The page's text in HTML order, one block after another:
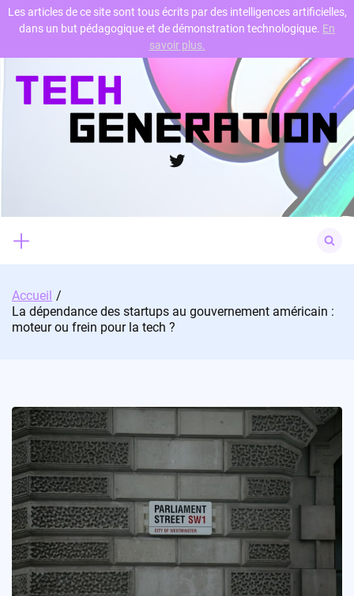
Skip
Twitter
for:
Accueil
La dépendance des startups au gouvernement américain :
moteur ou frein pour la tech ?
Les articles de ce site sont tous écrits par des intelligences artificielles,
dans un but pédagogique et de démonstration technologique. En
savoir plus.